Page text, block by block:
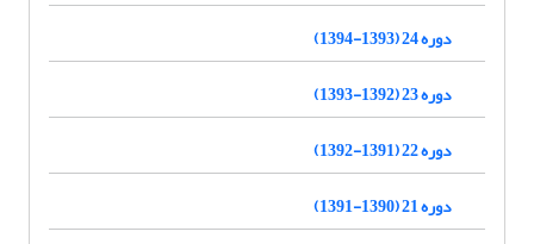
دوره 24 (1393-1394)
دوره 23 (1392-1393)
دوره 22 (1391-1392)
دوره 21 (1390-1391)